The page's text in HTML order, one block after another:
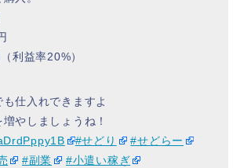
利益率20%）
仕入れできますよ
やしましょうね！
#せどり
#せどらー
#副業
#小遣い稼ぎ